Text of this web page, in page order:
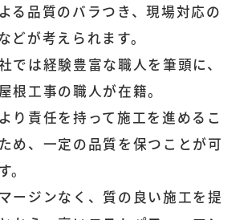
る品質のバラつき、現場対応の
どが考えられます。
では経験豊富な職人を筆頭に、
根工事の職人が在籍。
り責任を持って施工を進めるこ
め、一定の品質を保つことが可
。
ージンなく、質の良い施工を提